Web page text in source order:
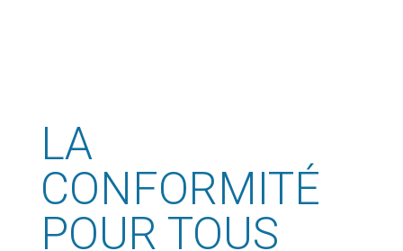
LA
CONFORMITÉ
POUR TOUS